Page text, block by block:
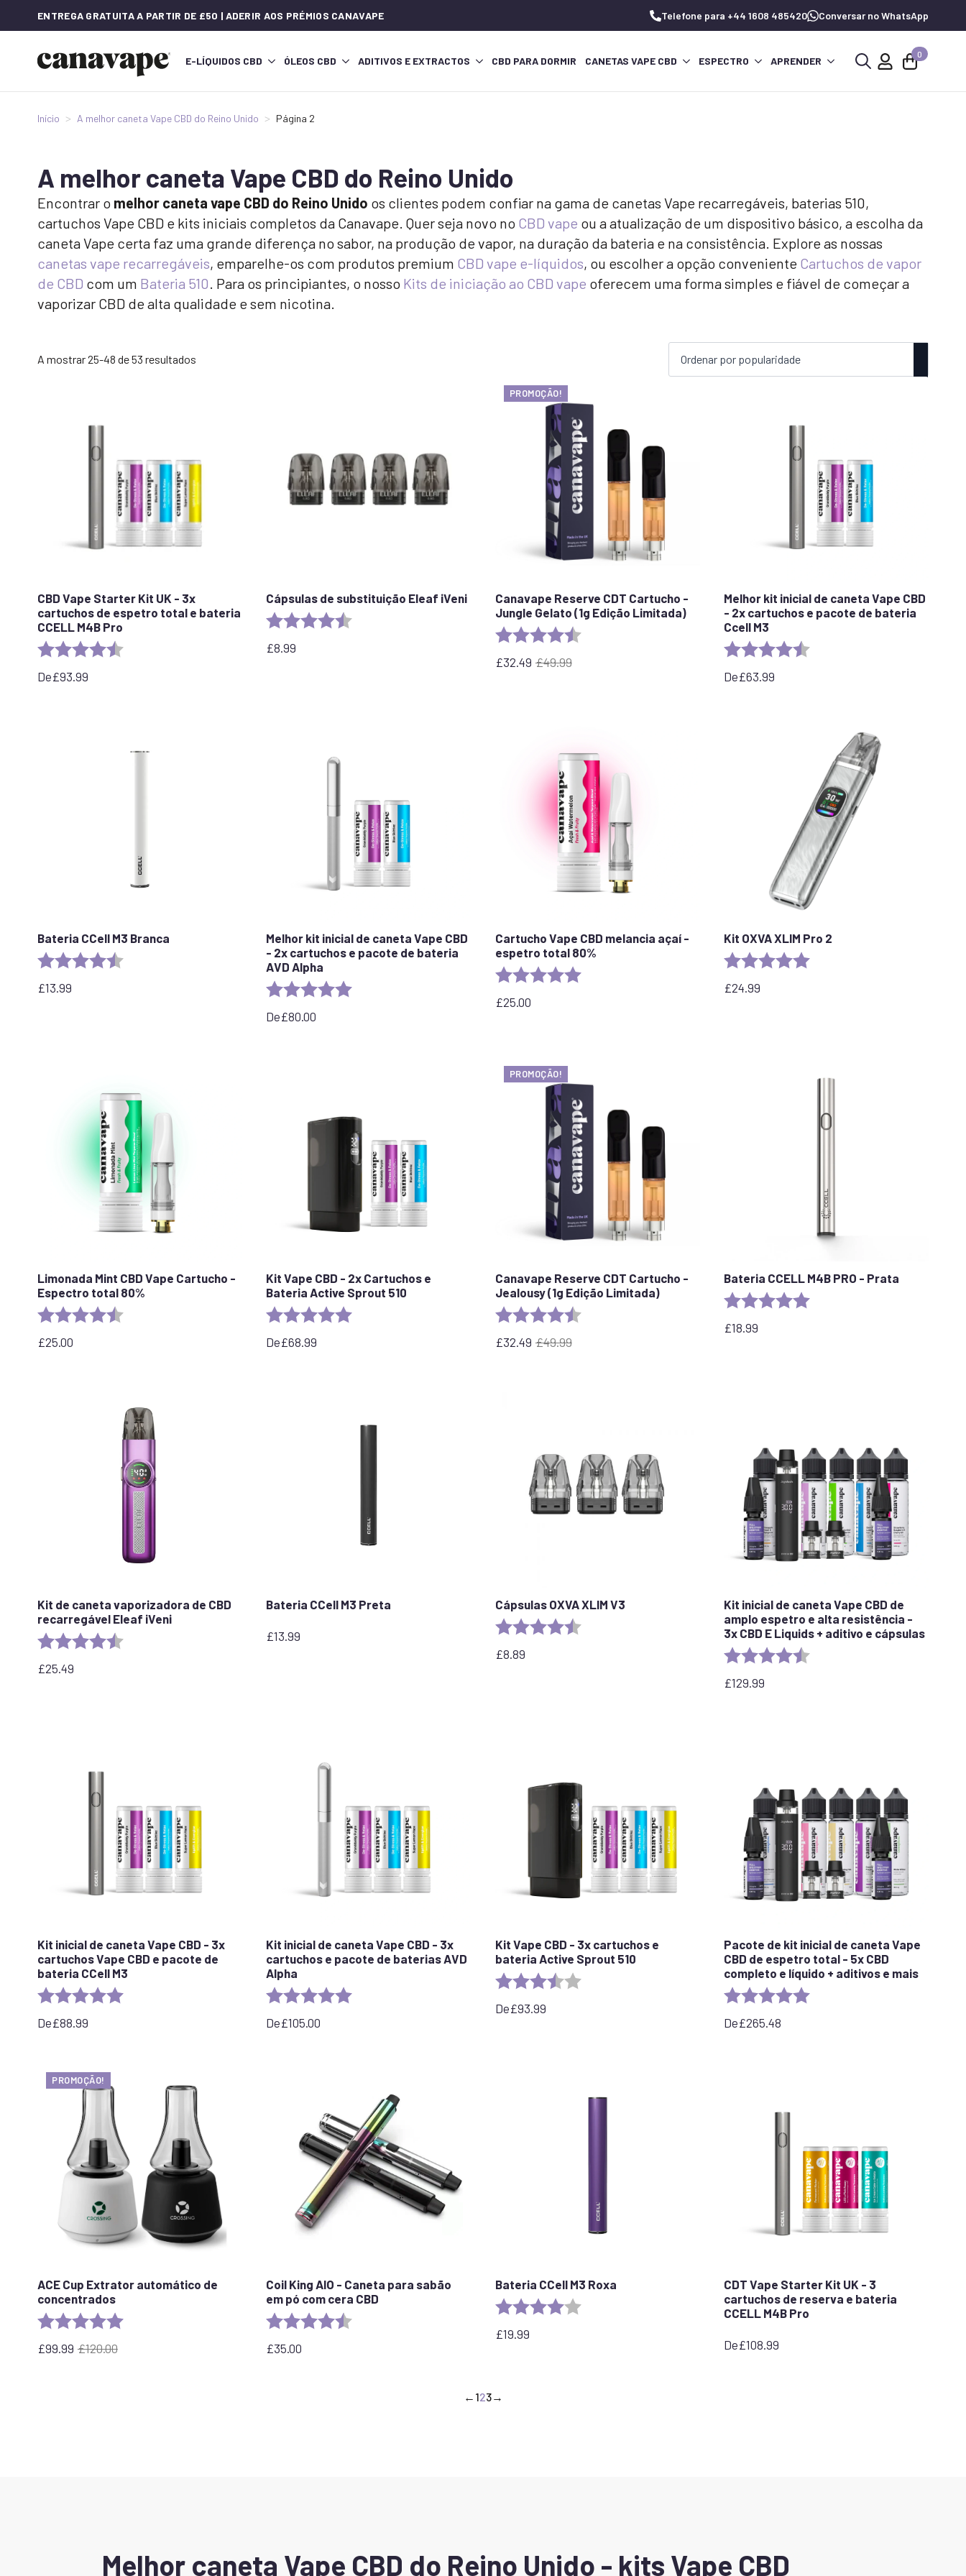
ENTREGA GRATUITA A PARTIR DE £50 | ADERIR AOS PRÉMIOS CANAVAPE Telefone para +44 1608 485420 Conversar no WhatsApp
E-LÍQUIDOS CBD ÓLEOS CBD ADITIVOS E EXTRACTOS CBD PARA DORMIR CANETAS VAPE CBD ESPECTRO APRENDER
0
Início A melhor caneta Vape CBD do Reino Unido Página 2
A melhor caneta Vape CBD do Reino Unido
Encontrar o melhor caneta vape CBD do Reino Unido os clientes podem confiar na gama de canetas Vape recarregáveis, baterias 510,
cartuchos Vape CBD e kits iniciais completos da Canavape. Quer seja novo no CBD vape ou a atualização de um dispositivo básico, a escolha da
caneta Vape certa faz uma grande diferença no sabor, na produção de vapor, na duração da bateria e na consistência. Explore as nossas
canetas vape recarregáveis, emparelhe-os com produtos premium CBD vape e-líquidos, ou escolher a opção conveniente Cartuchos de vapor
de CBD com um Bateria 510. Para os principiantes, o nosso Kits de iniciação ao CBD vape oferecem uma forma simples e fiável de começar a
vaporizar CBD de alta qualidade e sem nicotina.
A mostrar 25-48 de 53 resultados
CBD Vape Starter Kit UK - 3x
cartuchos de espetro total e bateria
CCELL M4B Pro
Rating:
De£93.99
Cápsulas de substituição Eleaf iVeni
Rating:
£8.99
PROMOÇÃO!
Canavape Reserve CDT Cartucho -
Jungle Gelato (1g Edição Limitada)
Rating: 4.7 out of 5 stars
£49.99
O
£32.49
O
Melhor kit inicial de caneta Vape CBD
- 2x cartuchos e pacote de bateria
Ccell M3
Rating:
De£63.99
Bateria CCell M3 Branca
Rating:
£13.99
Melhor kit inicial de caneta Vape CBD
- 2x cartuchos e pacote de bateria
AVD Alpha
Rating:
De£80.00
Cartucho Vape CBD melancia açaí -
espetro total 80%
Rating: 5.0 out of 5 stars
£25.00
Kit OXVA XLIM Pro 2
Rating:
£24.99
Limonada Mint CBD Vape Cartucho -
Espectro total 80%
Rating:
£25.00
Kit Vape CBD - 2x Cartuchos e
Bateria Active Sprout 510
Rating:
De£68.99
PROMOÇÃO!
Canavape Reserve CDT Cartucho -
Jealousy (1g Edição Limitada)
Rating: 4.8 out of 5 stars
£49.99
O
£32.49
O
Bateria CCELL M4B PRO - Prata
Rating:
£18.99
Kit de caneta vaporizadora de CBD
recarregável Eleaf iVeni
Rating:
£25.49
Bateria CCell M3 Preta
£13.99
Cápsulas OXVA XLIM V3
Rating: 4.4 out of 5 stars
£8.89
Kit inicial de caneta Vape CBD de
amplo espetro e alta resistência -
3x CBD E Liquids + aditivo e cápsulas
Rating:
£129.99
Kit inicial de caneta Vape CBD - 3x
cartuchos Vape CBD e pacote de
bateria CCell M3
Rating:
De£88.99
Kit inicial de caneta Vape CBD - 3x
cartuchos e pacote de baterias AVD
Alpha
Rating:
De£105.00
Kit Vape CBD - 3x cartuchos e
bateria Active Sprout 510
Rating: 3.5 out of 5 stars
De£93.99
Pacote de kit inicial de caneta Vape
CBD de espetro total - 5x CBD
completo e líquido + aditivos e mais
Rating:
De£265.48
PROMOÇÃO!
ACE Cup Extrator automático de
concentrados
Rating:
£120.00
O
£99.99
O
Coil King AIO - Caneta para sabão
em pó com cera CBD
Rating:
£35.00
Bateria CCell M3 Roxa
Rating: 4.0 out of 5 stars
£19.99
CDT Vape Starter Kit UK - 3
cartuchos de reserva e bateria
CCELL M4B Pro
De£108.99
← 123→
Melhor caneta Vape CBD do Reino Unido - kits Vape CBD